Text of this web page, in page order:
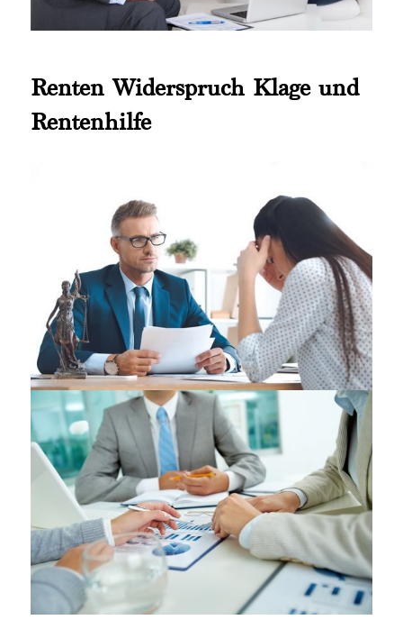
Renten Widerspruch Klage und
Rentenhilfe